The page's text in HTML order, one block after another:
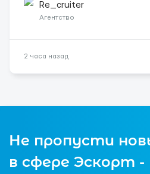
близько 2000 € на місяць (після
Re_cruiter
Агентство
2 часа назад
Не пропусти
в сфере Эскорт